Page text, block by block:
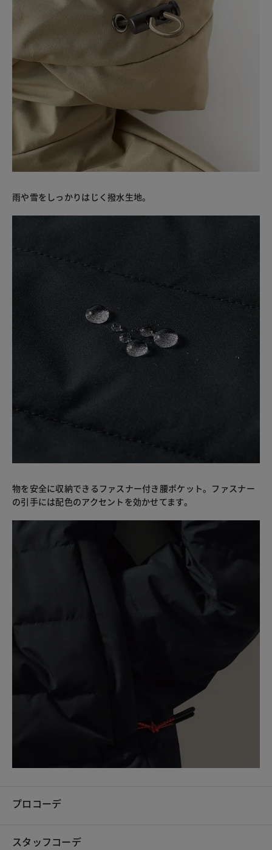
雨や雪をしっかりはじく撥水生地。
物を安全に収納できるファスナー付き腰ポケット。ファスナー
の引手には配色のアクセントを効かせてます。
プロコーデ
スタッフコーデ